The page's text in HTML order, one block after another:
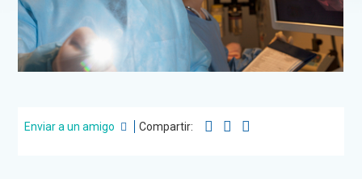
Enviar a un amigo Compartir: